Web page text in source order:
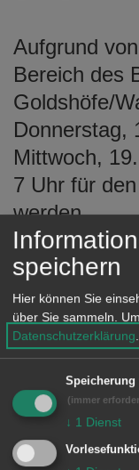
Aufgrund
Bereich des
Goldshöfe/
Donnerstag,
Mittwoch,
7 Uhr für
werden.
Die
zum Gehöft
Wagenrain
Hüttlingen.
Der Doppel-
der
(Hüttlingen –
speichern
Hier können Sie
über Sie sammeln.
Datenschutzerklärung
Speicherung
(immer
↓ 1 Dienst